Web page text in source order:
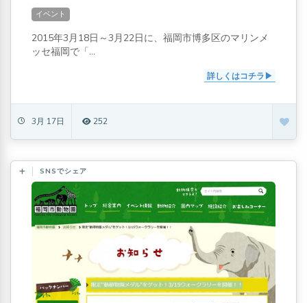
イベント
2015年3月18日～3月22日に、福岡市博多区のマリンメ
ッセ福岡で「...
詳しくはコチラ
3月 17日 252
SNSでシェア